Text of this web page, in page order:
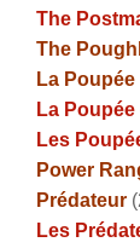
The
The
La Poupée
La
Les
Power
Prédateur
Les